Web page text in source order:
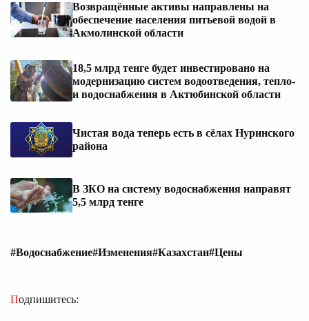
Возвращённые активы направлены на
обеспечение населения питьевой водой в
Акмолинской области
18,5 млрд тенге будет инвестировано на
модернизацию систем водоотведения, тепло-
и водоснабжения в Актюбинской области
Чистая вода теперь есть в сёлах Нуринского
района
В ЗКО на систему водоснабжения направят
5,5 млрд тенге
#Водоснабжение#Изменения#Казахстан#Цены
Подпишитесь: